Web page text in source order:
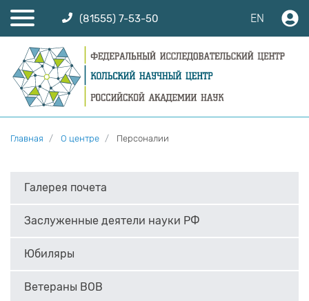
(81555) 7-53-50 EN
Главная О центре Персоналии
Галерея почета
Заслуженные деятели науки РФ
Юбиляры
Ветераны ВОВ